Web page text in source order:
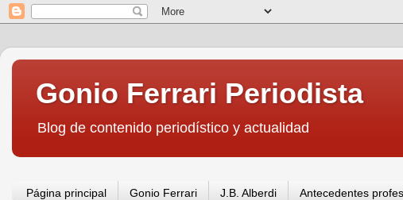
Gonio Ferrari Periodista
Blog de contenido periodístico y actualidad
Página principal Gonio Ferrari J.B. Alberdi Antecedentes